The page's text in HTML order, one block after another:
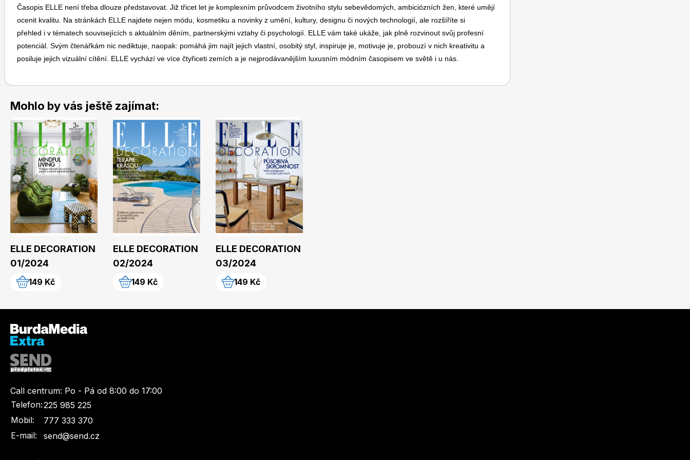
Časopis ELLE není třeba dlouze představovat. Již třicet let je komplexním průvodcem životního stylu sebevědomých, ambiciózních žen, které umějí
ocenit kvalitu. Na stránkách ELLE najdete nejen módu, kosmetiku a novinky z umění, kultury, designu či nových technologií, ale rozšíříte si
přehled i v tématech souvisejících s aktuálním děním, partnerskými vztahy či psychologií. ELLE vám také ukáže, jak plně rozvinout svůj profesní
potenciál. Svým čtenářkám nic nediktuje, naopak: pomáhá jim najít jejich vlastní, osobitý styl, inspiruje je, motivuje je, probouzí v nich kreativitu a
posiluje jejich vizuální cítění. ELLE vychází ve více čtyřiceti zemích a je nejprodávanějším luxusním módním časopisem ve světě i u nás.
Mohlo by vás ještě zajímat:
ELLE DECORATION
01/2024
149 Kč
ELLE DECORATION
02/2024
149 Kč
ELLE DECORATION
03/2024
149 Kč
Call centrum: Po - Pá od 8:00 do 17:00
Telefon:225 985 225
Mobil:
777 333 370
E-mail:
send@send.cz